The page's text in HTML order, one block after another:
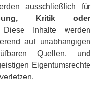
ausschließlich für
Kritik oder
Inhalte werden
auf unabhängigen
Quellen, und
Eigentumsrechte